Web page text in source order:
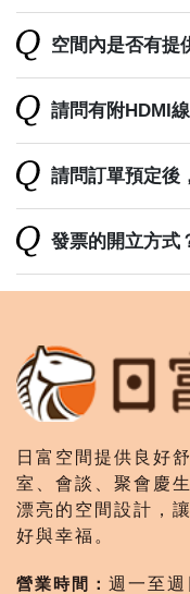
空間內是否有提
請問有附HDMI
請問訂單預定後
發票的開立方式
日富空間提供良好
室、會談、聚會慶
漂亮的空間設計，
好與幸福。
營業時間： 週一至